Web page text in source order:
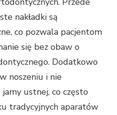
nakładki są
co pozwala pacjentom
się bez obaw o
Dodatkowo
noszeniu i nie
ustnej, co często
tradycyjnych aparatów